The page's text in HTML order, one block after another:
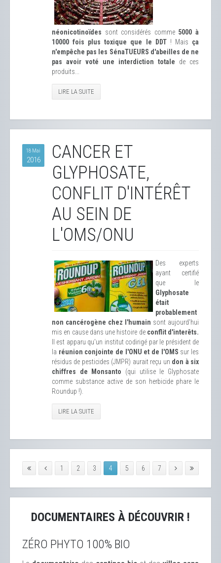
néonicotinoïdes sont considérés comme 5000 à
10000 fois plus toxique que le DDT! Mais ça
n'empêche pas les SénaTUEURS d'abeilles de ne
pas avoir voté une interdiction totale de ces
produits...
LIRE LA SUITE
18 Mai
2016
CANCER ET
GLYPHOSATE,
CONFLIT D'INTÉRÊT
AU SEIN DE
L'OMS/ONU
Des experts
ayant certifié
que le
Glyphosate
était
probablement
non cancérogène chez l'humain sont aujourd'hui
mis en cause dans une histoire deconflit d'interêts.
Il est apparu qu'un institut codirigé par le président de
la réunion conjointe de l'ONU et de l'OMS sur les
résidus de pesticides (JMPR) aurait reçu un don à six
chiffres de Monsanto (qui utilise le Glyphosate
comme substance active de son herbicide phare le
Roundup !).
LIRE LA SUITE
1 2 3 4 5 6 7
DOCUMENTAIRES À DÉCOUVRIR !
ZÉRO PHYTO 100% BIO